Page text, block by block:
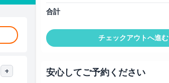
+
合計
チェックアウトへ進む
安心してご予約ください